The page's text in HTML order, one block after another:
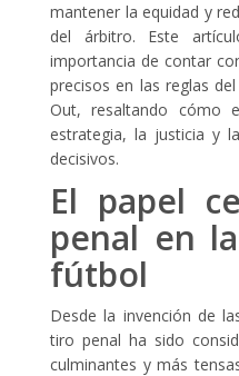
mantener la equidad y
del árbitro. Este
importancia de contar
precisos en las reglas del
Out, resaltando cómo
estrategia, la justicia y
decisivos.
El papel
penal en
fútbol
Desde la invención de
tiro penal ha sido
culminantes y más